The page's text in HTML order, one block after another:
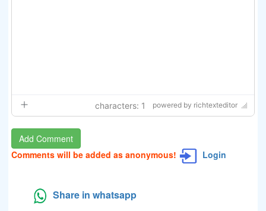
characters: 1 powered by richtexteditor
Comments will be added as anonymous! Login
Share in whatsapp